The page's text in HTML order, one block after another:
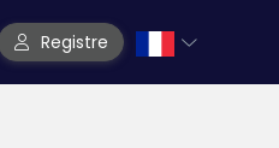
Registre